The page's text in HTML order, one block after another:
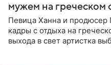
мужем на греческом
Певица Ханна и продюсер
кадры с отдыха на
выхода в свет артистка